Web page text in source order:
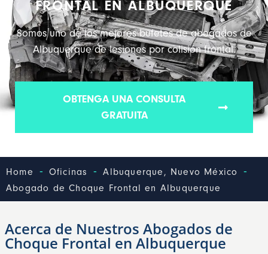
FRONTAL EN ALBUQUERQUE
Somos uno de los mejores bufetes de abogados de
Albuquerque de lesiones por colisión frontal.
OBTENGA UNA CONSULTA
GRATUITA
Home - Oficinas - Albuquerque, Nuevo México -
Abogado de Choque Frontal en Albuquerque
Acerca de Nuestros Abogados de
Choque Frontal en Albuquerque